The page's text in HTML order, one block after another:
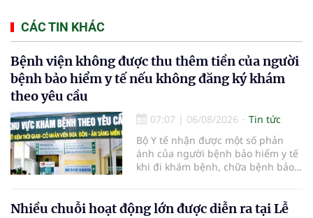
CÁC TIN KHÁC
Bệnh viện không được thu thêm tiền của người
bệnh bảo hiểm y tế nếu không đăng ký khám
theo yêu cầu
07:07 | 06/08/2026
Tin tức
Bộ Y tế nhận được một số phản
ánh của người bệnh bảo hiểm y tế
khi đi khám bệnh, chữa bệnh bảo
bệnh, chữa bệnh theo yêu cầu
Nhiều chuỗi hoạt động lớn được diễn ra tại Lễ